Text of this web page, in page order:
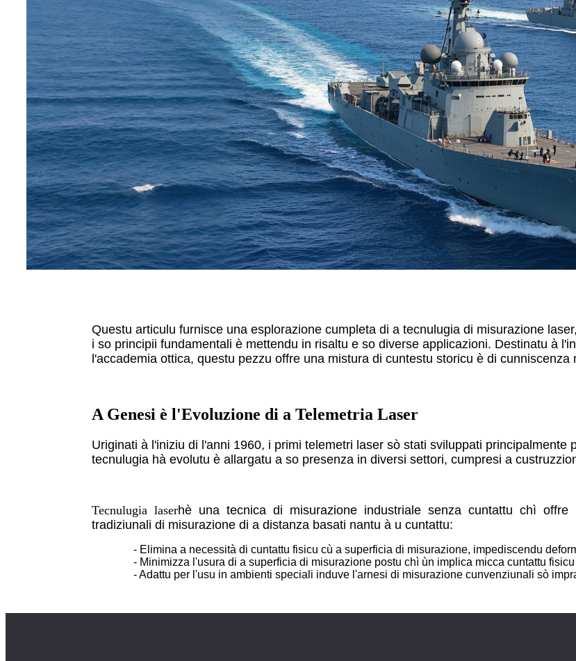
Questu articulu furnisce una esplorazione cumpleta di a tecnulugia di misurazione
i so principii fundamentali è mettendu in risaltu e so diverse applicazioni. Destinatu à
l'accademia ottica, questu pezzu offre una mistura di cuntestu storicu è di cunniscenza
A Genesi è l'Evoluzione di a Telemetria Laser
Uriginati à l'iniziu di l'anni 1960, i primi telemetri laser sò stati sviluppati principalmente
tecnulugia hà evolutu è allargatu a so presenza in diversi settori, cumpresi a
Tecnulugia laserhè una tecnica di misurazione industriale senza cuntattu chì
tradiziunali di misurazione di a distanza basati nantu à u cuntattu:
- Elimina a necessità di cuntattu fisicu cù a superficia di misurazione, impediscendu
- Minimizza l'usura di a superficia di misurazione postu chì ùn implica micca cuntattu
- Adattu per l'usu in ambienti speciali induve l'arnesi di misurazione cunvenziunali sò